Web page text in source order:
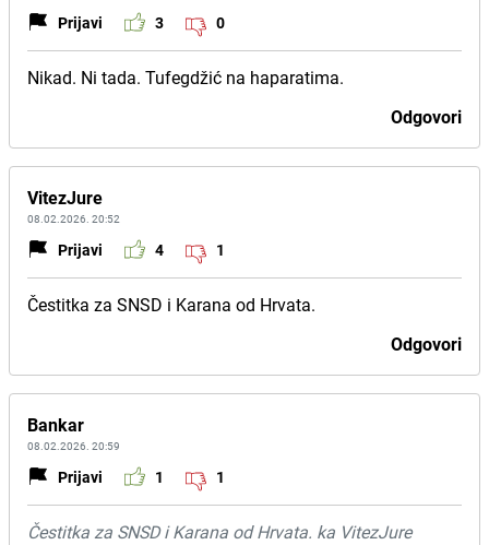
Prijavi 3 0
Nikad. Ni tada. Tufegdžić na haparatima.
Odgovori
VitezJure
08.02.2026. 20:52
Prijavi 4 1
Čestitka za SNSD i Karana od Hrvata.
Odgovori
Bankar
08.02.2026. 20:59
Prijavi 1 1
Čestitka za SNSD i Karana od Hrvata. ka VitezJure